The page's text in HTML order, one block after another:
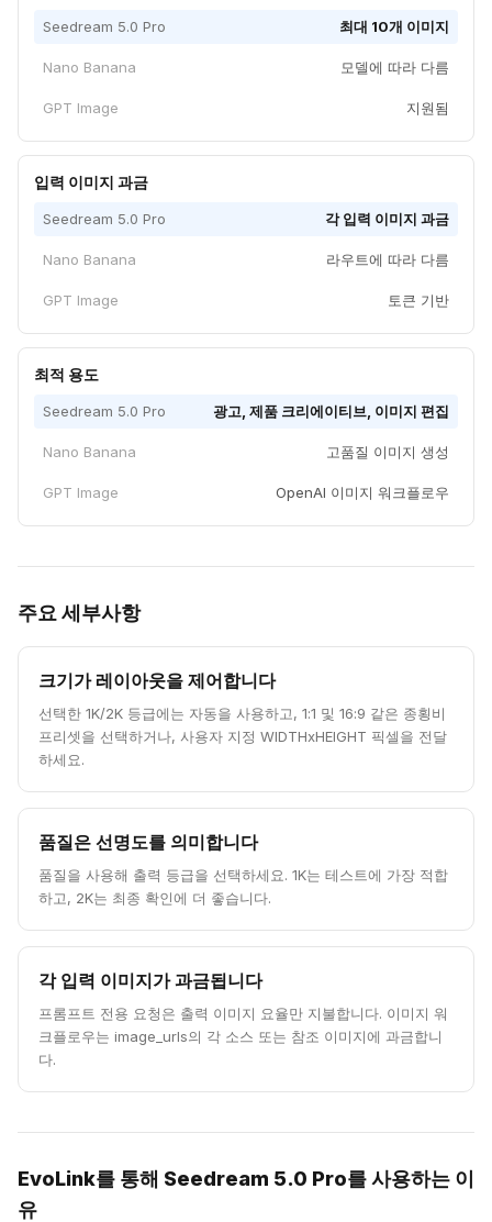
Seedream 5.0 Pro 최대 10개 이미지
Nano Banana 모델에 따라 다름
GPT Image 지원됨
입력 이미지 과금
Seedream 5.0 Pro 각 입력 이미지 과금
Nano Banana 라우트에 따라 다름
GPT Image 토큰 기반
최적 용도
Seedream 5.0 Pro 광고, 제품 크리에이티브, 이미지 편집
Nano Banana 고품질 이미지 생성
GPT Image OpenAI 이미지 워크플로우
주요 세부사항
크기가 레이아웃을 제어합니다
선택한 1K/2K 등급에는 자동을 사용하고, 1:1 및 16:9 같은 종횡비
프리셋을 선택하거나, 사용자 지정 WIDTHxHEIGHT 픽셀을 전달
하세요.
품질은 선명도를 의미합니다
품질을 사용해 출력 등급을 선택하세요. 1K는 테스트에 가장 적합
하고, 2K는 최종 확인에 더 좋습니다.
각 입력 이미지가 과금됩니다
프롬프트 전용 요청은 출력 이미지 요율만 지불합니다. 이미지 워
크플로우는 image_urls의 각 소스 또는 참조 이미지에 과금합니
다.
EvoLink를 통해 Seedream 5.0 Pro를 사용하는 이
유